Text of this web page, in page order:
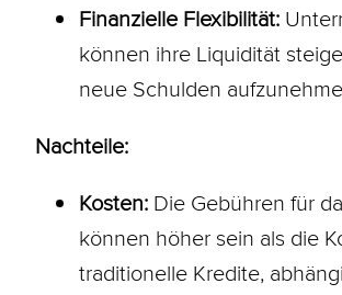
Finanzielle Flexibilität:
können ihre Liquidität
neue Schulden
Nachteile:
Kosten:Die Gebühren für
können höher sein als die
traditionelle Kredite,